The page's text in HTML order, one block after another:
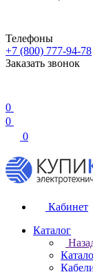
Телефоны
+7 (800) 777-94-78
Заказать звонок
0
0
0
Кабинет
Каталог